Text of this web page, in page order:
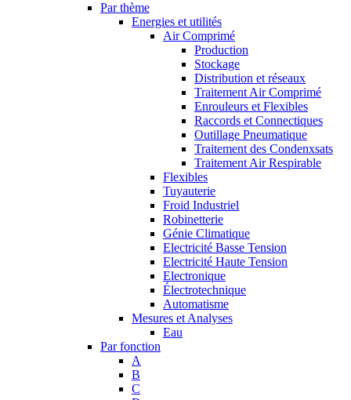
Par thème
Energies et utilités
Air Comprimé
Production
Stockage
Distribution et réseaux
Traitement Air Comprimé
Enrouleurs et Flexibles
Raccords et Connectiques
Outillage Pneumatique
Traitement des Condenxsats
Traitement Air Respirable
Flexibles
Tuyauterie
Froid Industriel
Robinetterie
Génie Climatique
Electricité Basse Tension
Electricité Haute Tension
Electronique
Électrotechnique
Automatisme
Mesures et Analyses
Eau
Par fonction
A
B
C